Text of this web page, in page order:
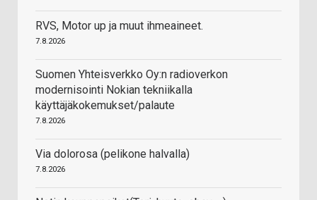
RVS, Motor up ja muut ihmeaineet.
7.8.2026
Suomen Yhteisverkko Oy:n radioverkon
modernisointi Nokian tekniikalla
käyttäjäkokemukset/palaute
7.8.2026
Via dolorosa (pelikone halvalla)
7.8.2026